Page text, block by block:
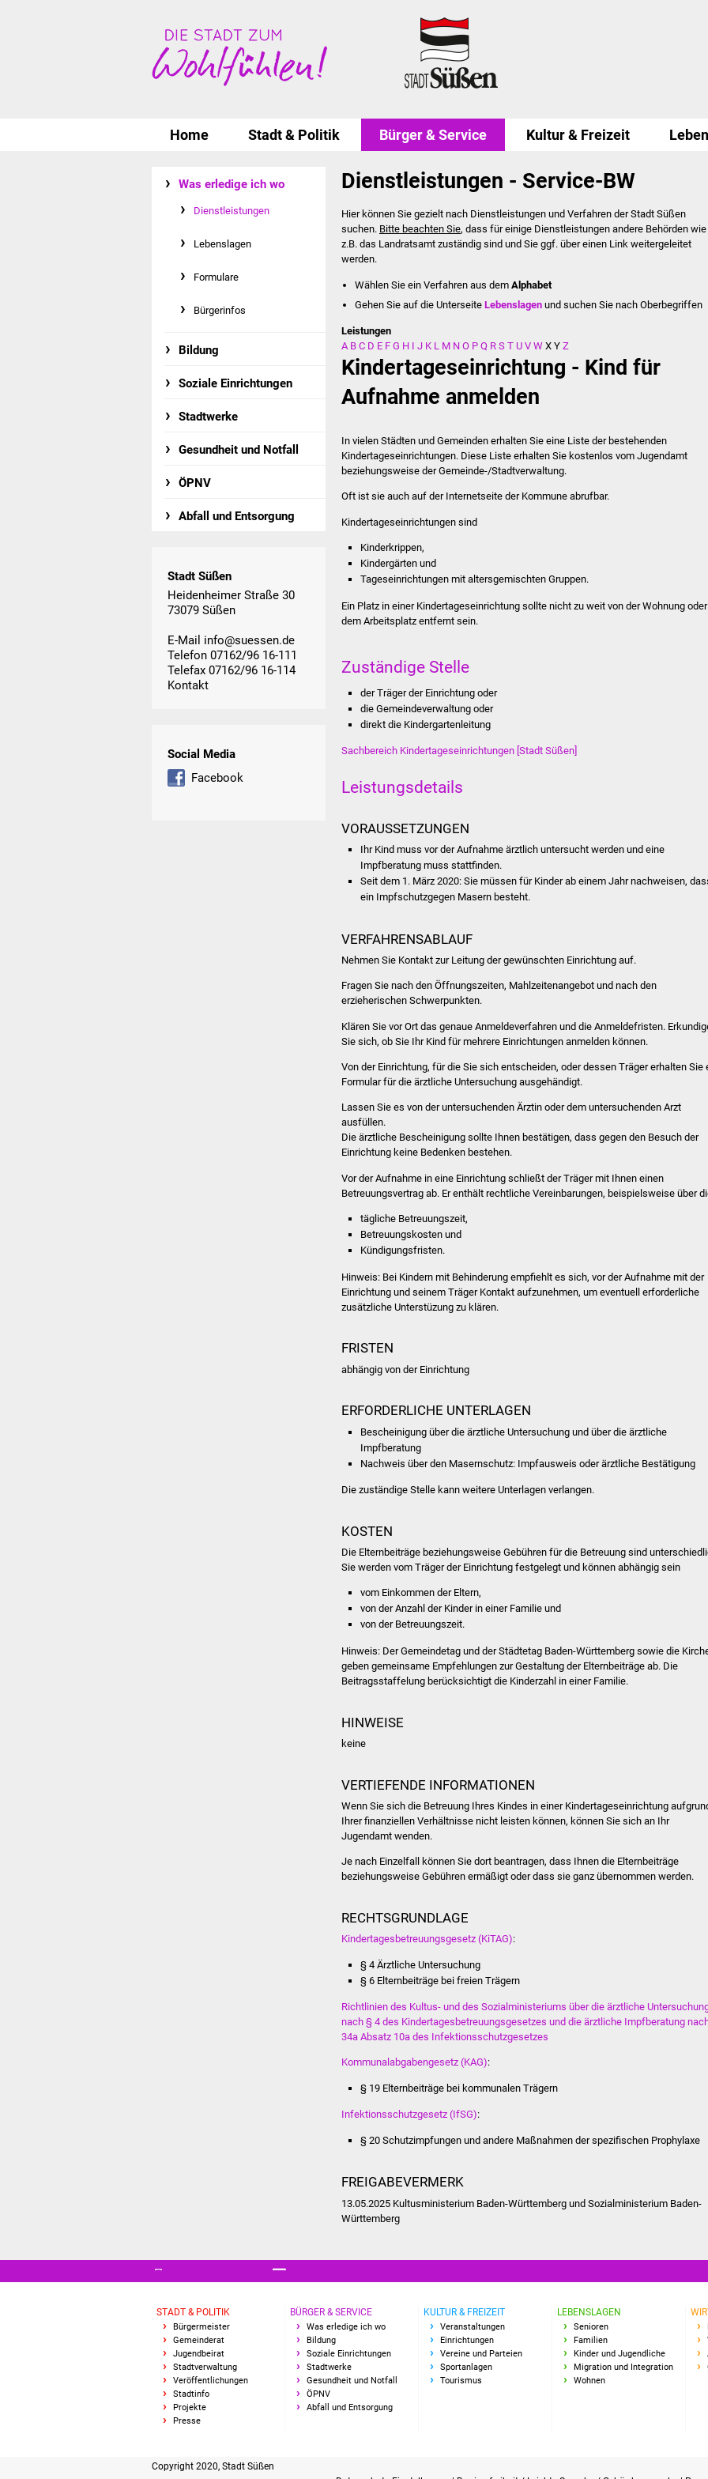
Home Stadt & Politik Bürger & Service Kultur & Freizeit
Was erledige ich wo
Dienstleistungen
Lebenslagen
Formulare
Bürgerinfos
Bildung
Soziale Einrichtungen
Stadtwerke
Gesundheit und Notfall
ÖPNV
Abfall und Entsorgung
Stadt Süßen
Heidenheimer Straße 30
73079 Süßen
E-Mail info@suessen.de
Telefon 07162/96 16-111
Telefax 07162/96 16-114
Kontakt
Social Media
Facebook
Dienstleistungen - Service-BW
Hier können Sie gezielt nach Dienstleistungen und Verfahren der Stadt Süßen
suchen. Bitte beachten Sie, dass für einige Dienstleistungen andere Behörden wie
z.B. das Landratsamt zuständig sind und Sie ggf. über einen Link weitergeleitet
werden.
Wählen Sie ein Verfahren aus dem Alphabet
Gehen Sie auf die UnterseiteLebenslagen und suchen Sie nach Oberbegriffen
Leistungen
A B C D E F G H I J K L M N O P Q R S T U V W X Y Z
Kindertageseinrichtung - Kind für
Aufnahme anmelden
In vielen Städten und Gemeinden erhalten Sie eine Liste der bestehenden
Kindertageseinrichtungen. Diese Liste erhalten Sie kostenlos vom Jugendamt
beziehungsweise der Gemeinde-/Stadtverwaltung.
Oft ist sie auch auf der Internetseite der Kommune abrufbar.
Kindertageseinrichtungen sind
Kinderkrippen,
Kindergärten und
Tageseinrichtungen mit altersgemischten Gruppen.
Ein Platz in einer Kindertageseinrichtung sollte nicht zu weit von der Wohnung oder
dem Arbeitsplatz entfernt sein.
Zuständige Stelle
der Träger der Einrichtung oder
die Gemeindeverwaltung oder
direkt die Kindergartenleitung
Sachbereich Kindertageseinrichtungen [Stadt Süßen]
Leistungsdetails
VORAUSSETZUNGEN
Ihr Kind muss vor der Aufnahme ärztlich untersucht werden und eine
Impfberatung muss stattfinden.
Seit dem 1. März 2020: Sie müssen für Kinder ab einem Jahr nachweisen,
ein Impfschutzgegen Masern besteht.
VERFAHRENSABLAUF
Nehmen Sie Kontakt zur Leitung der gewünschten Einrichtung auf.
Fragen Sie nach den Öffnungszeiten, Mahlzeitenangebot und nach den
erzieherischen Schwerpunkten.
Klären Sie vor Ort das genaue Anmeldeverfahren und die Anmeldefristen.
Sie sich, ob Sie Ihr Kind für mehrere Einrichtungen anmelden können.
Von der Einrichtung, für die Sie sich entscheiden, oder dessen Träger erhalten Sie
Formular für die ärztliche Untersuchung ausgehändigt.
Lassen Sie es von der untersuchenden Ärztin oder dem untersuchenden Arzt
ausfüllen.
Die ärztliche Bescheinigung sollte Ihnen bestätigen, dass gegen den Besuch der
Einrichtung keine Bedenken bestehen.
Vor der Aufnahme in eine Einrichtung schließt der Träger mit Ihnen einen
Betreuungsvertrag ab. Er enthält rechtliche Vereinbarungen, beispielsweise über
tägliche Betreuungszeit,
Betreuungskosten und
Kündigungsfristen.
Hinweis: Bei Kindern mit Behinderung empfiehlt es sich, vor der Aufnahme mit der
Einrichtung und seinem Träger Kontakt aufzunehmen, um eventuell erforderliche
zusätzliche Unterstüzung zu klären.
FRISTEN
abhängig von der Einrichtung
ERFORDERLICHE UNTERLAGEN
Bescheinigung über die ärztliche Untersuchung und über die ärztliche
Impfberatung
Nachweis über den Masernschutz: Impfausweis oder ärztliche Bestätigung
Die zuständige Stelle kann weitere Unterlagen verlangen.
KOSTEN
Die Elternbeiträge beziehungsweise Gebühren für die Betreuung sind
Sie werden vom Träger der Einrichtung festgelegt und können abhängig sein
vom Einkommen der Eltern,
von der Anzahl der Kinder in einer Familie und
von der Betreuungszeit.
Hinweis: Der Gemeindetag und der Städtetag Baden-Württemberg sowie die
geben gemeinsame Empfehlungen zur Gestaltung der Elternbeiträge ab. Die
Beitragsstaffelung berücksichtigt die Kinderzahl in einer Familie.
HINWEISE
keine
VERTIEFENDE INFORMATIONEN
Wenn Sie sich die Betreuung Ihres Kindes in einer Kindertageseinrichtung
Ihrer finanziellen Verhältnisse nicht leisten können, können Sie sich an Ihr
Jugendamt wenden.
Je nach Einzelfall können Sie dort beantragen, dass Ihnen die Elternbeiträge
beziehungsweise Gebühren ermäßigt oder dass sie ganz übernommen werden.
RECHTSGRUNDLAGE
Kindertagesbetreuungsgesetz (KiTAG):
§ 4 Ärztliche Untersuchung
§ 6 Elternbeiträge bei freien Trägern
Richtlinien des Kultus- und des Sozialministeriums über die ärztliche
nach § 4 des Kindertagesbetreuungsgesetzes und die ärztliche Impfberatung
34a Absatz 10a des Infektionsschutzgesetzes
Kommunalabgabengesetz (KAG):
§ 19 Elternbeiträge bei kommunalen Trägern
Infektionsschutzgesetz (IfSG):
§ 20 Schutzimpfungen und andere Maßnahmen der spezifischen Prophylaxe
FREIGABEVERMERK
13.05.2025 Kultusministerium Baden-Württemberg und Sozialministerium Baden-
Württemberg
STADT & POLITIK
Bürgermeister
Gemeinderat
Jugendbeirat
Stadtverwaltung
Veröffentlichungen
Stadtinfo
Projekte
Presse
BÜRGER & SERVICE
Was erledige ich wo
Bildung
Soziale Einrichtungen
Stadtwerke
Gesundheit und Notfall
ÖPNV
Abfall und Entsorgung
KULTUR & FREIZEIT
Veranstaltungen
Einrichtungen
Vereine und Parteien
Sportanlagen
Tourismus
LEBENSLAGEN
Senioren
Familien
Kinder und Jugendliche
Migration und Integration
Wohnen
Copyright 2020, Stadt Süßen